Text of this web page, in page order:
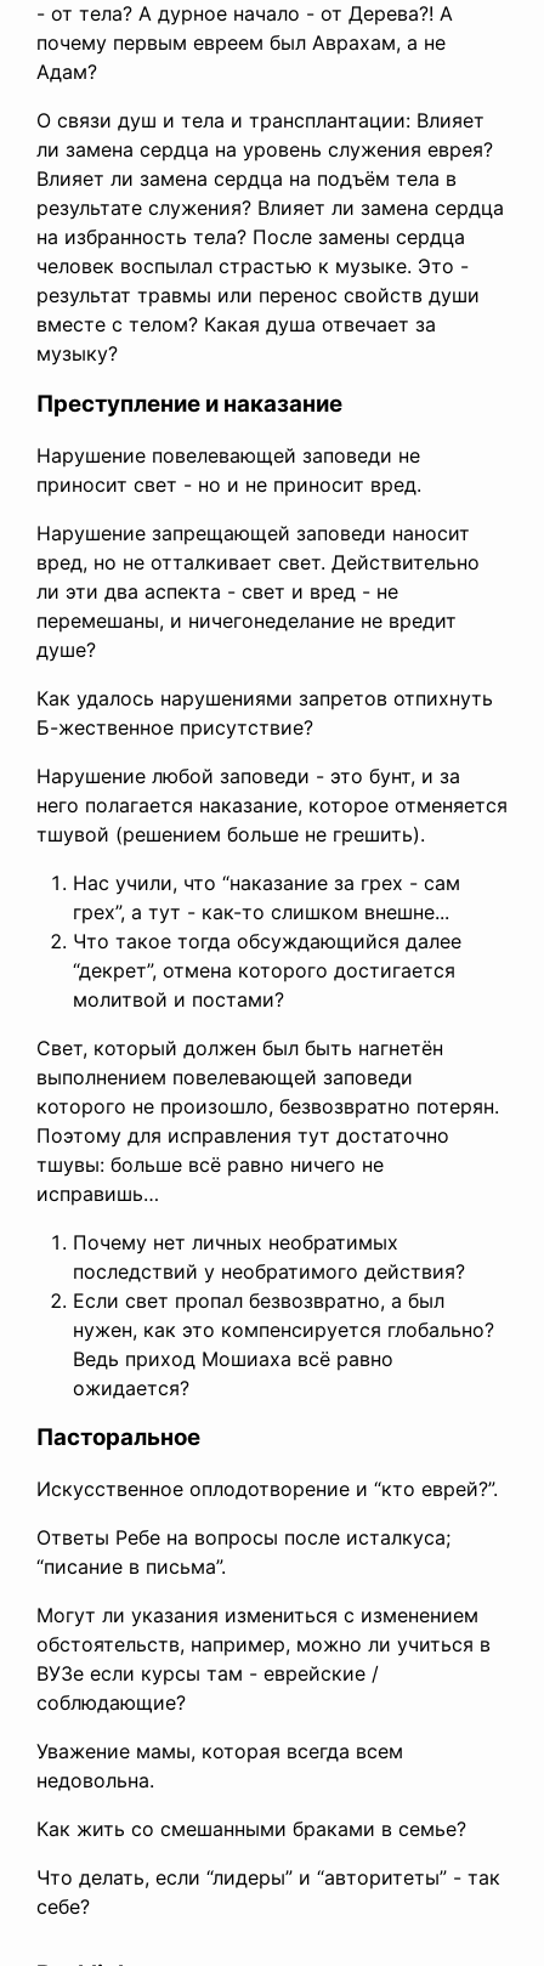
- от тела? А дурное начало - от Дерева?! А
почему первым евреем был Аврахам, а не
Адам?
О связи душ и тела и трансплантации: Влияет
ли замена сердца на уровень служения еврея?
Влияет ли замена сердца на подъём тела в
результате служения? Влияет ли замена сердца
на избранность тела? После замены сердца
человек воспылал страстью к музыке. Это -
результат травмы или перенос свойств души
вместе с телом? Какая душа отвечает за
музыку?
Преступление и наказание
Нарушение повелевающей заповеди не
приносит свет - но и не приносит вред.
Нарушение запрещающей заповеди наносит
вред, но не отталкивает свет. Действительно
ли эти два аспекта - свет и вред - не
перемешаны, и ничегонеделание не вредит
душе?
Как удалось нарушениями запретов отпихнуть
Б-жественное присутствие?
Нарушение любой заповеди - это бунт, и за
него полагается наказание, которое отменяется
тшувой (решением больше не грешить).
Нас учили, что “наказание за грех - сам
грех”, а тут - как-то слишком внешне...
Что такое тогда обсуждающийся далее
“декрет”, отмена которого достигается
молитвой и постами?
Свет, который должен был быть нагнетён
выполнением повелевающей заповеди
которого не произошло, безвозвратно потерян.
Поэтому для исправления тут достаточно
тшувы: больше всё равно ничего не
исправишь…
Почему нет личных необратимых
последствий у необратимого действия?
Если свет пропал безвозвратно, а был
нужен, как это компенсируется глобально?
Ведь приход Мошиаха всё равно
ожидается?
Пасторальное
Искусственное оплодотворение и “кто еврей?”.
Ответы Ребе на вопросы после исталкуса;
“писание в письма”.
Могут ли указания измениться с изменением
обстоятельств, например, можно ли учиться в
ВУЗе если курсы там - еврейские /
соблюдающие?
Уважение мамы, которая всегда всем
недовольна.
Как жить со смешанными браками в семье?
Что делать, если “лидеры” и “авторитеты” - так
себе?